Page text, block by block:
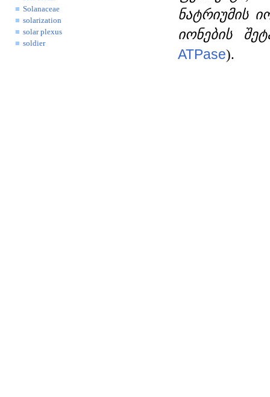
Solanaceae
solarization
solar plexus
soldier
ნატრიუმის
იონების
ATPase).